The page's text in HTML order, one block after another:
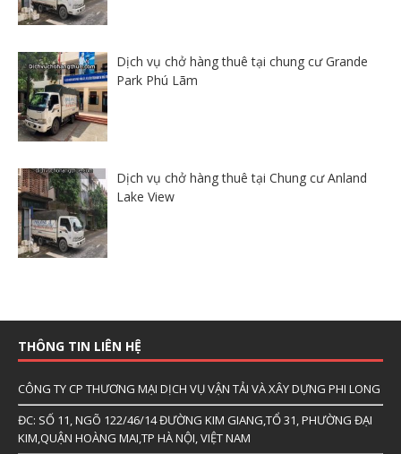
Dịch vụ chở hàng thuê tại chung cư Grande
Park Phú Lãm
Dịch vụ chở hàng thuê tại Chung cư Anland
Lake View
THÔNG TIN LIÊN HỆ
CÔNG TY CP THƯƠNG MẠI DỊCH VỤ VẬN TẢI VÀ XÂY DỰNG PHI LONG
ĐC: SỐ 11, NGÕ 122/46/14 ĐƯỜNG KIM GIANG,TỔ 31, PHƯỜNG ĐẠI
KIM,QUẬN HOÀNG MAI,TP HÀ NỘI, VIỆT NAM